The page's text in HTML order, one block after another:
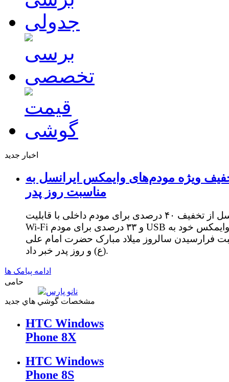
اخبار جدید
ویژه مودم‌های وایمکس ایرانسل به
مناسبت روز پدر
ایرانسل از تخفیف ۴۰ درصدی برای مودم داخلی با قابلیت
Wi-Fi و ۳۳ درصدی برای مودم USB وایمکس خود به
فرارسیدن سالروز میلاد مبارک حضرت امام علی
(ع) و روز پدر خبر داد.
ادامه پیامک ها
حامی
مشخصات گوشي هاي جديد
HTC Windows
Phone 8X
HTC Windows
Phone 8S